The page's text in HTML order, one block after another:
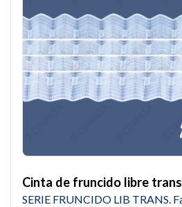
Cinta de fruncido libre
SERIE FRUNCIDO LIB TRANS.